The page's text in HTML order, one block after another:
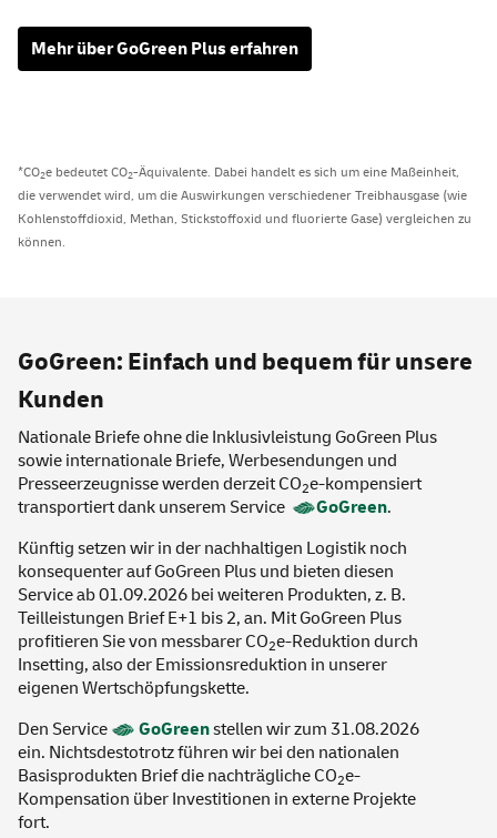
Mehr überGoGreen Plus erfahren
*CO2e bedeutet CO2-Äquivalente. Dabei handelt es sich um eine Maßeinheit,
die verwendet wird, um die Auswirkungen verschiedener Treibhausgase (wie
Kohlenstoffdioxid, Methan, Stickstoffoxid und fluorierte Gase) vergleichen zu
können.
GoGreen: Einfach und bequem für unsere
Kunden
Nationale Briefe ohne die Inklusivleistung GoGreen Plus
sowie internationale Briefe, Werbesendungen und
Presseerzeugnisse werden derzeit CO2e-kompensiert
transportiert dank unserem Service GoGreen.
Künftig setzen wir in der nachhaltigen Logistik noch
konsequenter auf GoGreen Plus und bieten diesen
Service ab 01.09.2026 bei weiteren Produkten, z. B.
Teilleistungen Brief E+1 bis 2, an. Mit GoGreen Plus
profitieren Sie von messbarer CO2e-Reduktion durch
Insetting, also der Emissionsreduktion in unserer
eigenen Wertschöpfungskette.
Den Service
GoGreenstellen wir zum 31.08.2026
ein. Nichtsdestotrotz führen wir bei den nationalen
Basisprodukten Brief die nachträgliche CO2e-
Kompensation über Investitionen in externe Projekte
fort.